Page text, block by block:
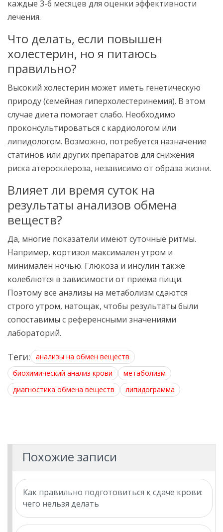
каждые 3-6 месяцев для оценки эффективности
лечения.
Что делать, если повышен
холестерин, но я питаюсь
правильно?
Высокий холестерин может иметь генетическую
природу (семейная гиперхолестеринемия). В этом
случае диета помогает слабо. Необходимо
проконсультироваться с кардиологом или
липидологом. Возможно, потребуется назначение
статинов или других препаратов для снижения
риска атеросклероза, независимо от образа жизни.
Влияет ли время суток на
результаты анализов обмена
веществ?
Да, многие показатели имеют суточные ритмы.
Например, кортизол максимален утром и
минимален ночью. Глюкоза и инсулин также
колеблются в зависимости от приема пищи.
Поэтому все анализы на метаболизм сдаются
строго утром, натощак, чтобы результаты были
сопоставимы с референсными значениями
лабораторий.
Теги:
анализы на обмен веществ
биохимический анализ крови
метаболизм
диагностика обмена веществ
липидограмма
Похожие записи
Как правильно подготовиться к сдаче крови:
чего нельзя делать